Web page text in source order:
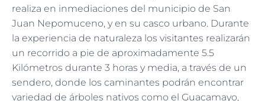
realiza en inmediaciones del municipio de San
Juan Nepomuceno, y en su casco urbano. Durante
la experiencia de naturaleza los visitantes realizarán
un recorrido a pie de aproximadamente 5.5
Kilómetros durante 3 horas y media, a través de un
sendero, donde los caminantes podrán encontrar
variedad de árboles nativos como el Guacamayo,